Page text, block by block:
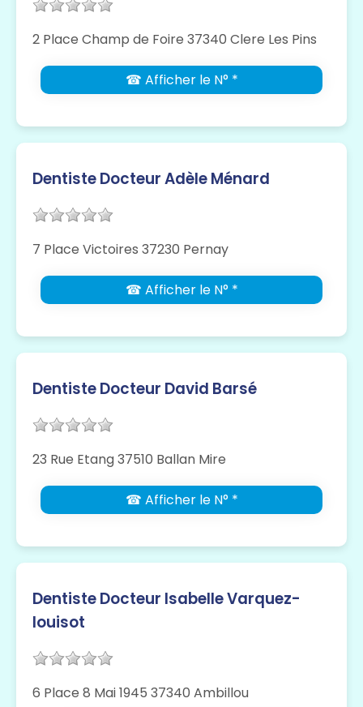
2 Place Champ de Foire 37340 Clere Les Pins
☎ Afficher le N° *
Dentiste Docteur Adèle Ménard
7 Place Victoires 37230 Pernay
☎ Afficher le N° *
Dentiste Docteur David Barsé
23 Rue Etang 37510 Ballan Mire
☎ Afficher le N° *
Dentiste Docteur Isabelle Varquez-
louisot
6 Place 8 Mai 1945 37340 Ambillou